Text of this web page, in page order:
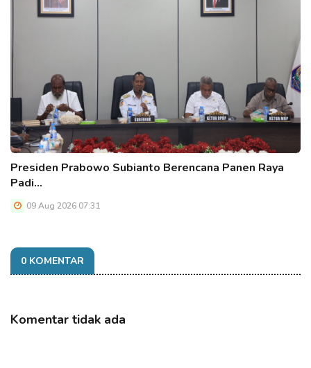
Presiden Prabowo Subianto Berencana Panen Raya
Padi…
09 Aug 2026 07:31
0 KOMENTAR
Komentar tidak ada